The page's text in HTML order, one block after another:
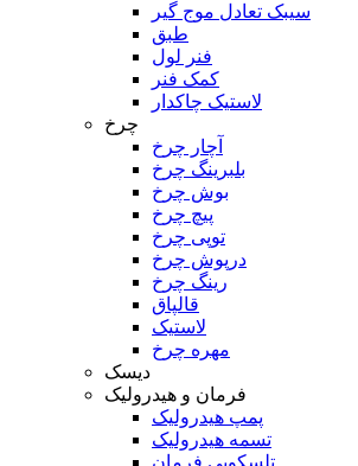
سیبک تعادل موج گیر
طبق
فنر لول
کمک فنر
لاستیک چاکدار
چرخ
آچار چرخ
بلبرینگ چرخ
بوش چرخ
پیچ چرخ
توپی چرخ
درپوش چرخ
رینگ چرخ
قالپاق
لاستیک
مهره چرخ
دیسک
فرمان و هیدرولیک
پمپ هیدرولیک
تسمه هیدرولیک
تلسکوپی فرمان